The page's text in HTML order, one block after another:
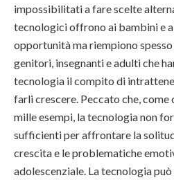
impossibilitati a fare scelte
tecnologici offrono ai bambini e
opportunità ma riempiono spesso
genitori, insegnanti e adulti che
tecnologia il compito di
farli crescere. Peccato che, come
mille esempi, la tecnologia non
sufficienti per affrontare la
crescita e le problematiche
adolescenziale. La tecnologia